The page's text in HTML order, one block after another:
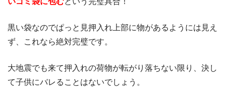
黒い袋なのでぱっと見押入れ上部に物があるようには見え
ず、これなら絶対完璧です。
大地震でも来て押入れの荷物が転がり落ちない限り、決し
て子供にバレることはないでしょう。